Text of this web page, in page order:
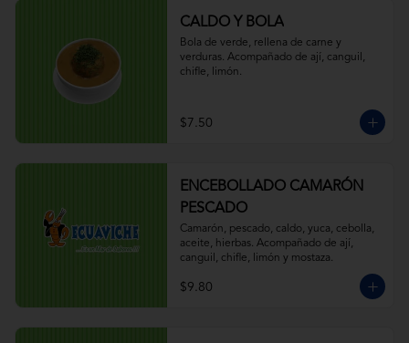
CALDO Y BOLA
Bola de verde, rellena de carne y
verduras. Acompañado de ají, canguil,
chifle, limón.
$7.50
ENCEBOLLADO CAMARÓN
PESCADO
Camarón, pescado, caldo, yuca, cebolla,
aceite, hierbas. Acompañado de ají,
canguil, chifle, limón y mostaza.
$9.80